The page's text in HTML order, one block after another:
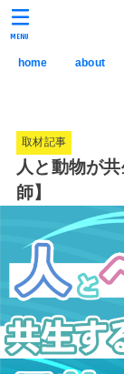
home about
MENU
取材記事
人と動物が
師】